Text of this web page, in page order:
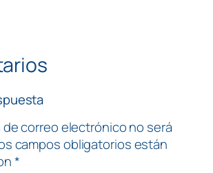
correo electrónico no será
campos obligatorios están
*